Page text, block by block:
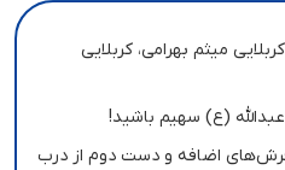
میثم بهرامی، کربلایی
(ع) سهیم باشید!
فرش‌های اضافه و دست دوم از درب